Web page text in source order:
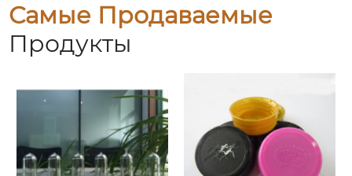
Самые Продаваемые
Продукты